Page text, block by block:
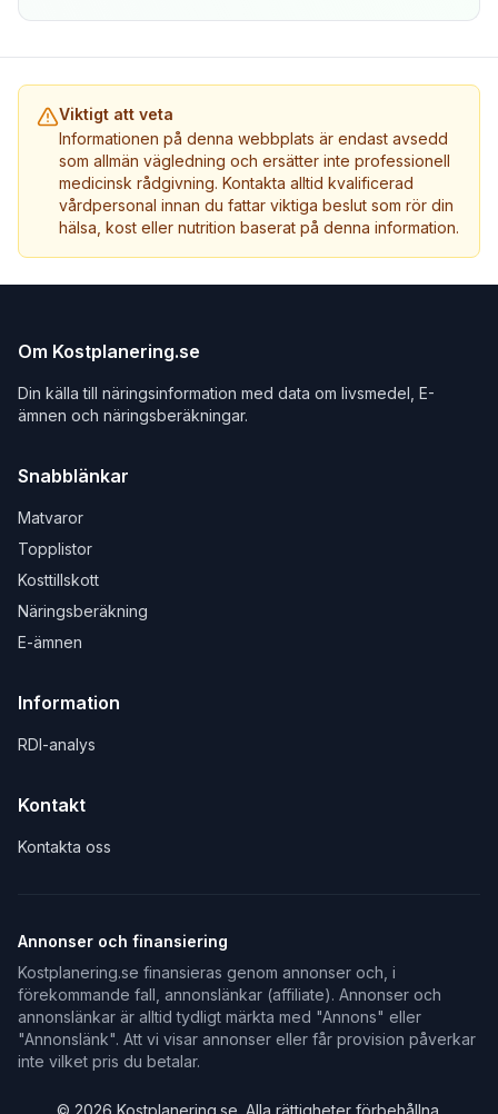
Viktigt att veta
Informationen på denna webbplats är endast avsedd
som allmän vägledning och ersätter inte professionell
medicinsk rådgivning. Kontakta alltid kvalificerad
vårdpersonal innan du fattar viktiga beslut som rör din
hälsa, kost eller nutrition baserat på denna information.
Om Kostplanering.se
Din källa till näringsinformation med data om livsmedel, E-
ämnen och näringsberäkningar.
Snabblänkar
Matvaror
Topplistor
Kosttillskott
Näringsberäkning
E-ämnen
Information
RDI-analys
Kontakt
Kontakta oss
Annonser och finansiering
Kostplanering.se finansieras genom annonser och, i
förekommande fall, annonslänkar (affiliate). Annonser och
annonslänkar är alltid tydligt märkta med "Annons" eller
"Annonslänk". Att vi visar annonser eller får provision påverkar
inte vilket pris du betalar.
© 2026 Kostplanering.se. Alla rättigheter förbehållna.